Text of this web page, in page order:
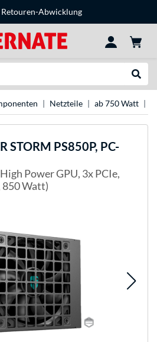
Retouren-Abwicklung
Netzteile ab 750 Watt
STORM PS850P, PC-
Power GPU, 3x PCIe,
850 Watt)